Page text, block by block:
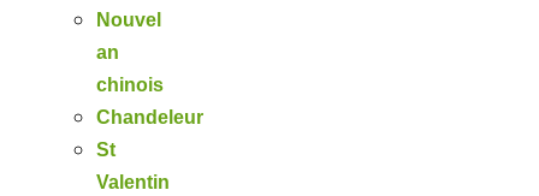
Nouvel
an
chinois
Chandeleur
St
Valentin